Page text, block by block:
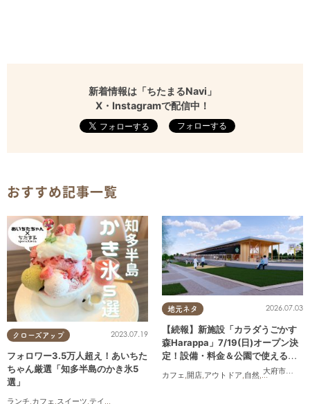
新着情報は「ちたまるNavi」
X・Instagramで配信中！
フォローする
おすすめ記事一覧
クローズアップ 2023.07.19
フォロワー3.5万人超え！あいちた
ちゃん厳選「知多半島のかき氷5
選」
ランチ カフェ スイーツ テイクアウト
地元ネタ
大府市
,東浦
2026.07.03
【続報】新施設「カラダうごかす
森Harappa」7/19(日)オープン決
定！設備・料金＆公園で使えるレ
カフェ 開店 アウトドア 自然 まちネタ,